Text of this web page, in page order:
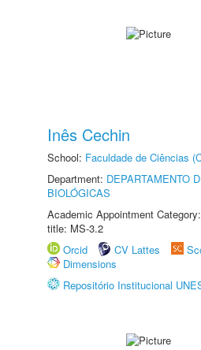
Inês Cechin
School: Faculdade de Ciências
Department: DEPARTAMENTO
BIOLÓGICAS
Academic Appointment
title: MS-3.2
Orcid
CV Lattes
Dimensions
Repositório Institucional